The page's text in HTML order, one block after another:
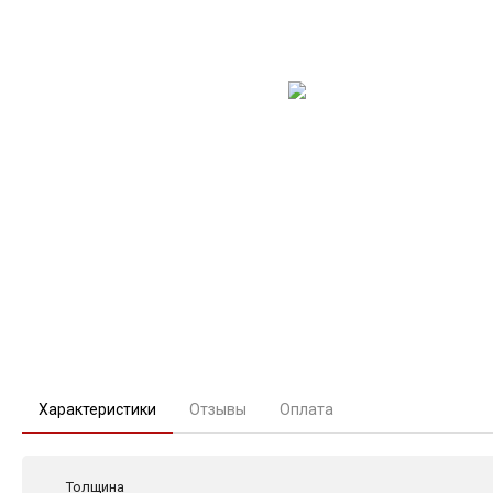
Характеристики Отзывы Оплата
Толщина